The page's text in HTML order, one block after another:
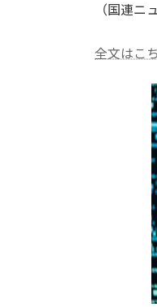
（国連ニ
全文はこ